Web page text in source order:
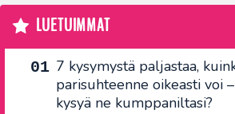
LUETUIMMAT
7 kysymystä paljastaa,
parisuhteenne oikeasti voi
kysyä ne kumppaniltasi?